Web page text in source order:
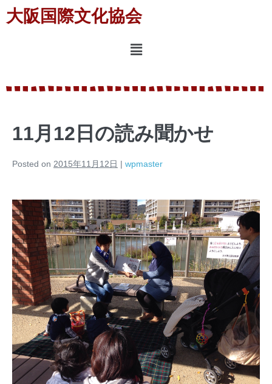
大阪国際文化協会
11月12日の読み聞かせ
Posted on 2015年11月12日 | wpmaster